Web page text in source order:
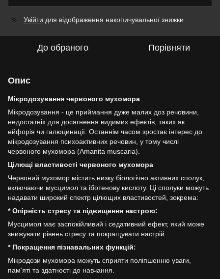
% Увійти для відображення накопичувальної знижки
До обраного Порівняти
Опис
Мікродозування червоного мухомора
Мікродозування - це приймання дуже малих доз речовини,
недостатніх для досягнення видимих ефектів, таких як
ейфорія чи галюцинації. Останнім часом зростає інтерес до
мікродозування психоактивних речовин, у тому числі
червоного мухомора (Amanita muscaria).
Цілющі властивості червоного мухомора
Червоний мухомор містить низку біологічно активних сполук,
включаючи мусцимол та іботенову кислоту. Ці сполуки можуть
надавати широкий спектр цілющих властивостей, зокрема:
* Опірність стресу та підвищення настрою:
Мусцимол має заспокійливий і седативний ефект, який може
знижувати рівень стресу та покращувати настрій.
* Покращення пізнавальних функцій:
Мікродози мухомора можуть сприяти поліпшенню уваги,
пам'яті та здатності до навчання.